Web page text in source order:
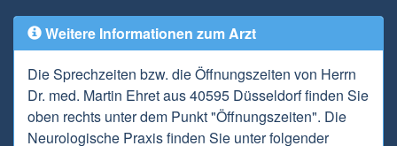
Weitere Informationen zum Arzt
Die Sprechzeiten bzw. die Öffnungszeiten von Herrn
Dr. med. Martin Ehret aus 40595 Düsseldorf finden Sie
oben rechts unter dem Punkt "Öffnungszeiten". Die
Neurologische Praxis finden Sie unter folgender